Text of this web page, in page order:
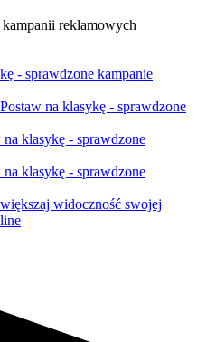
reklamowych
- sprawdzone kampanie
Postaw na klasykę - sprawdzone
na klasykę - sprawdzone
na klasykę - sprawdzone
widoczność swojej